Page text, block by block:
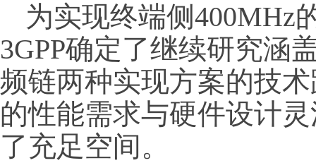
为实现终端侧400MHz
3GPP确定了继续研究涵
频链两种实现方案的技
的性能需求与硬件设计
了充足空间。